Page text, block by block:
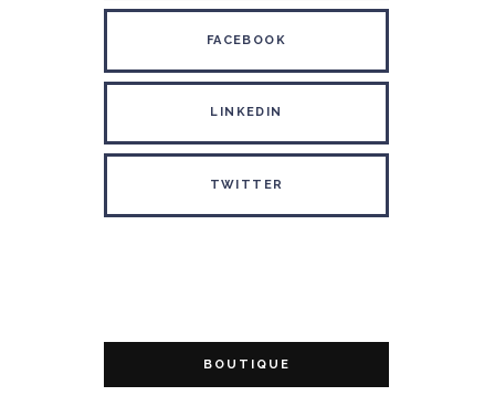
FACEBOOK
LINKEDIN
TWITTER
BOUTIQUE